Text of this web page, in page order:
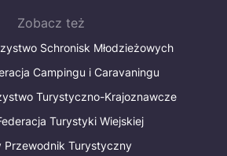
Zobacz też
Schronisk Młodzieżowych
Campingu i Caravaningu
Turystyczno-Krajoznawcze
Turystyki Wiejskiej
Przewodnik Turystyczny